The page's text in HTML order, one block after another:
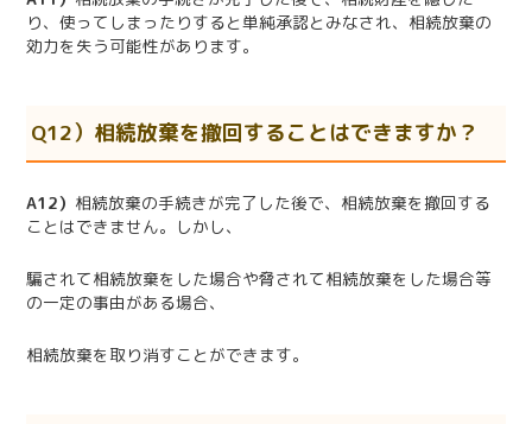
り、使ってしまったりすると単純承認とみなされ、相続放棄の
効力を失う可能性があります。
Q12）相続放棄を撤回することはできますか？
A12） 相続放棄の手続きが完了した後で、相続放棄を撤回する
ことはできません。しかし、
騙されて相続放棄をした場合や脅されて相続放棄をした場合等
の一定の事由がある場合、
相続放棄を取り消すことができます。